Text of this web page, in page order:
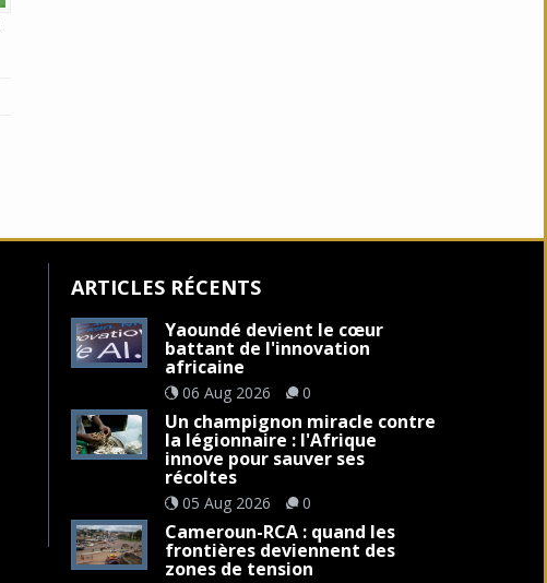
ARTICLES RÉCENTS
Yaoundé devient le cœur
battant de l'innovation
africaine
06 Aug 2026 0
Un champignon miracle contre
la légionnaire : l'Afrique
innove pour sauver ses
récoltes
05 Aug 2026 0
Cameroun-RCA : quand les
frontières deviennent des
zones de tension